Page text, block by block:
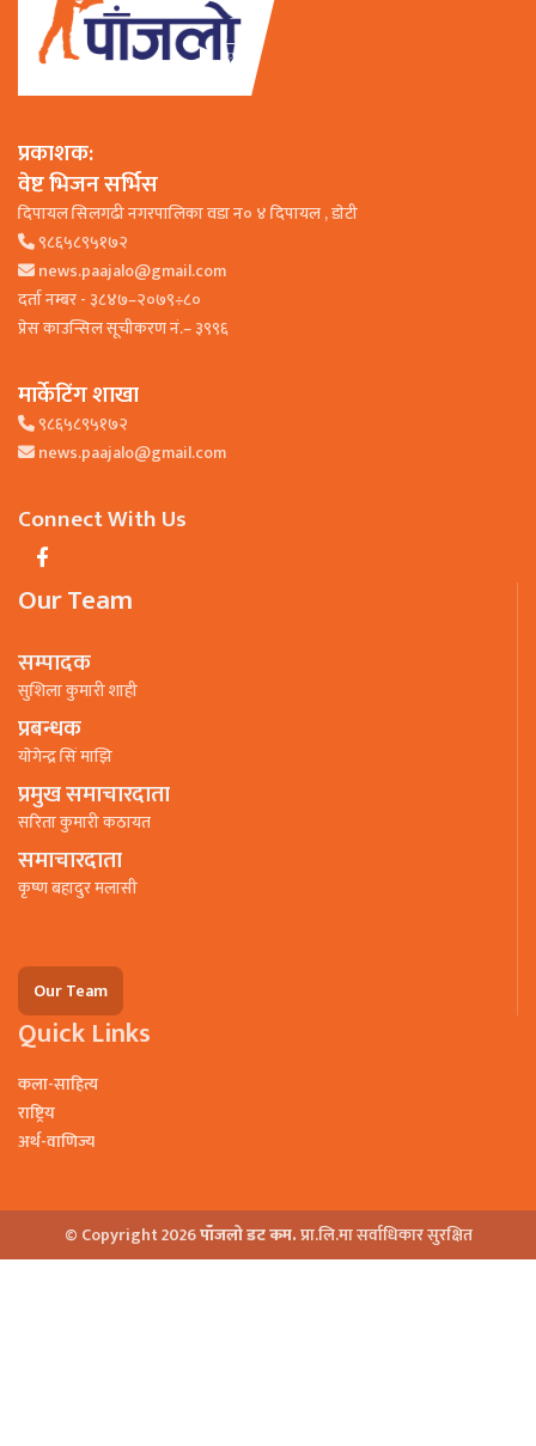
प्रकाशक:
वेष्ट भिजन सर्भिस
दिपायल सिलगढी नगरपालिका वडा न० ४ दिपायल , डाेटी
९८६५८९५१७२
news.paajalo@gmail.com
दर्ता नम्बर - ३८४७–२०७९÷८०
प्रेस काउन्सिल सूचीकरण नं.– ३९९६
मार्केटिंग शाखा
९८६५८९५१७२
news.paajalo@gmail.com
Connect With Us
Our Team
सम्पादक
सुशिला कुमारी शाही
प्रबन्धक
याेगेन्द्र सिं माझि
प्रमुख समाचारदाता
सरिता कुमारी कठायत
समाचारदाता
कृष्ण बहादुर मलासी
Our Team
Quick Links
कला-साहित्य
राष्ट्रिय
अर्थ-वाणिज्य
© Copyright 2026पाँजलो डट कम.प्रा.लि.मा सर्वाधिकार सुरक्षित